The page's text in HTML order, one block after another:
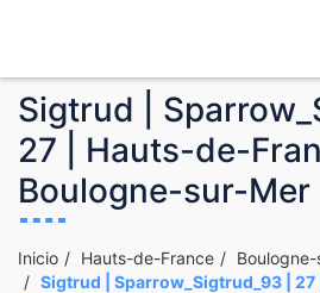
Sigtrud |
27 | Hauts-de-
Boulogne-sur-Mer
Inicio Hauts-de-France
Sigtrud | Sparrow_Sigtrud_93 | 27